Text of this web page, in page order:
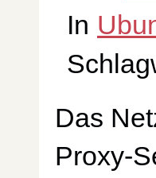
In
Das
Proxy-